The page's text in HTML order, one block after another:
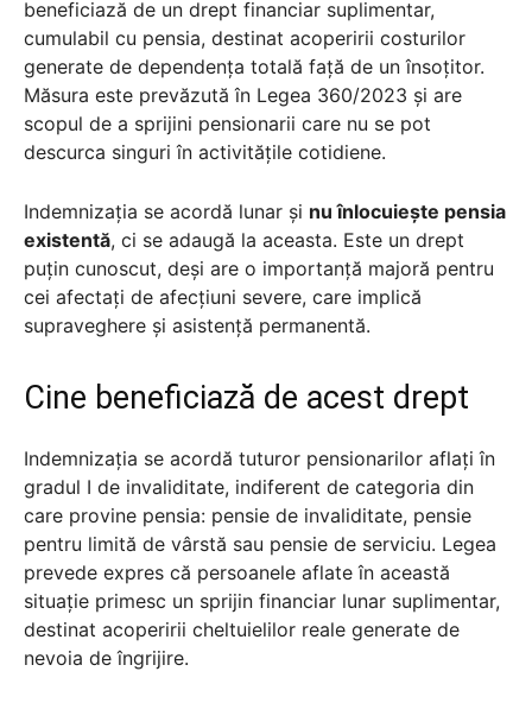
beneficiază de un drept financiar suplimentar,
cumulabil cu pensia, destinat acoperirii costurilor
generate de dependența totală față de un însoțitor.
Măsura este prevăzută în Legea 360/2023 și are
scopul de a sprijini pensionarii care nu se pot
descurca singuri în activitățile cotidiene.
Indemnizația se acordă lunar și nu înlocuiește pensia
existentă, ci se adaugă la aceasta. Este un drept
puțin cunoscut, deși are o importanță majoră pentru
cei afectați de afecțiuni severe, care implică
supraveghere și asistență permanentă.
Cine beneficiază de acest drept
Indemnizația se acordă tuturor pensionarilor aflați în
gradul I de invaliditate, indiferent de categoria din
care provine pensia: pensie de invaliditate, pensie
pentru limită de vârstă sau pensie de serviciu. Legea
prevede expres că persoanele aflate în această
situație primesc un sprijin financiar lunar suplimentar,
destinat acoperirii cheltuielilor reale generate de
nevoia de îngrijire.